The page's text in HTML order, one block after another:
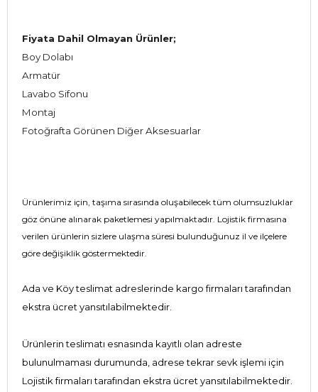
Fiyata Dahil Olmayan Ürünler;
Boy Dolabı
Armatür
Lavabo Sifonu
Montaj
Fotoğrafta Görünen Diğer Aksesuarlar
Ürünlerimiz için, taşıma sırasında oluşabilecek tüm olumsuzluklar
göz önüne alınarak paketlemesi yapılmaktadır. Lojistik firmasına
verilen ürünlerin sizlere ulaşma süresi bulunduğunuz il ve ilçelere
göre değişiklik göstermektedir.
Ada ve Köy teslimat adreslerinde kargo firmaları tarafından
ekstra ücret yansıtılabilmektedir.
Ürünlerin teslimatı esnasında kayıtlı olan adreste
bulunulmaması durumunda, adrese tekrar sevk işlemi için
Lojistik firmaları tarafından ekstra ücret yansıtılabilmektedir.